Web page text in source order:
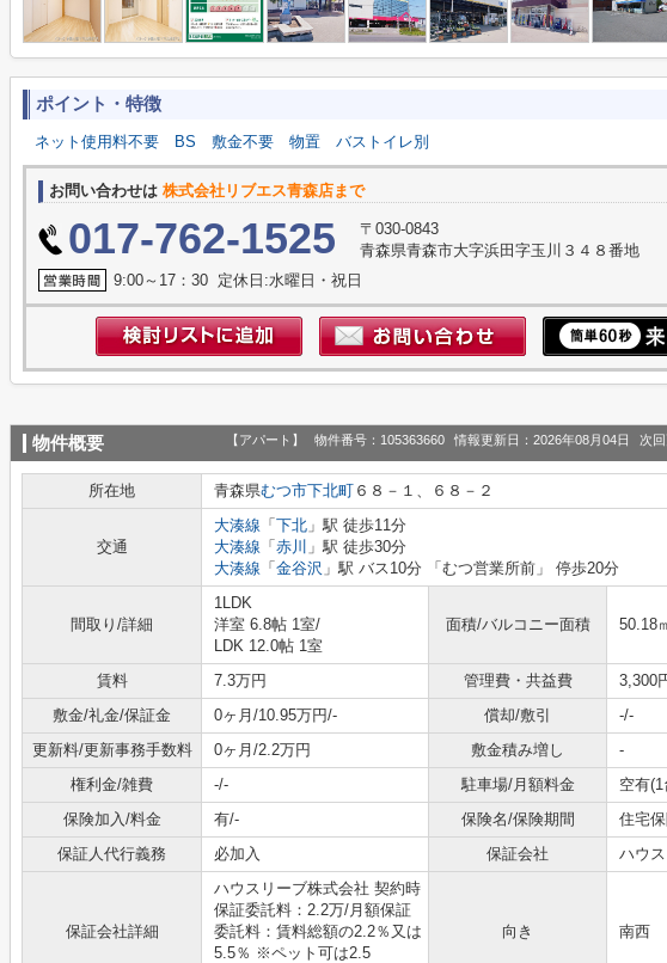
ポイント・特徴
ネット使用料不要 BS 敷金不要 物置 バストイレ別
お問い合わせは 株式会社リブエス青森店まで
017-762-1525
〒030-0843
青森県青森市大字浜田字玉川３４８番地
9:00～17：30 定休日:水曜日・祝日
物件概要 【アパート】 物件番号：105363660 情報更新日：2026年08月04日 次
所在地 青森県むつ市下北町 ６８－１、６８－２
交通
大湊線 「 下北 」駅 徒歩11分
大湊線 「 赤川 」駅 徒歩30分
大湊線 「 金谷沢 」駅 バス10分 「むつ営業所前」 停歩20分
間取り/詳細
1LDK
洋室 6.8帖 1室/
LDK 12.0帖 1室
面積/バルコニー面積 50.18
賃料 7.3万円 管理費・共益費
3,300
敷金/礼金/保証金
0ヶ月/10.95万円/- 償却/敷引
-/-
更新料/更新事務手数料
0ヶ月/2.2万円 敷金積み増し
-
権利金/雑費
-/- 駐車場/月額料金
空有
保険加入/料金
有/- 保険名/保険期間
住宅
保証人代行義務
必加入 保証会社 ハウ
保証会社詳細
ハウスリーブ株式会社 契約時
保証委託料：2.2万/月額保証
委託料：賃料総額の2.2％又は
5.5％ ※ペット可は2.5
向き 南西